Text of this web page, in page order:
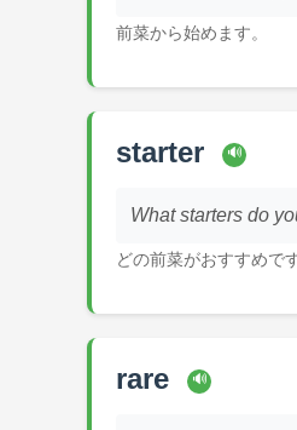
前菜から始めます。
starter 🔊
What starters do
どの前菜がおすすめで
rare 🔊